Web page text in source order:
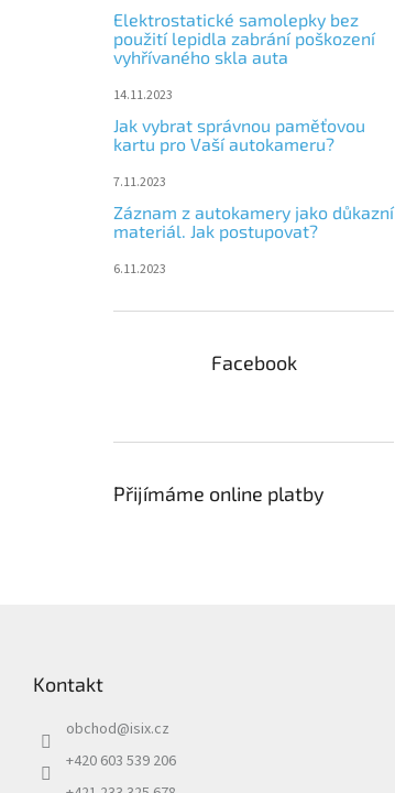
Elektrostatické samolepky bez
použití lepidla zabrání poškození
vyhřívaného skla auta
14.11.2023
Jak vybrat správnou paměťovou
kartu pro Vaší autokameru?
7.11.2023
Záznam z autokamery jako důkazní
materiál. Jak postupovat?
6.11.2023
Facebook
Přijímáme online platby
Kontakt
obchod@isix.cz
+420 603 539 206